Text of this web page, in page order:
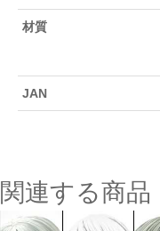
材質
JAN
関連する商品